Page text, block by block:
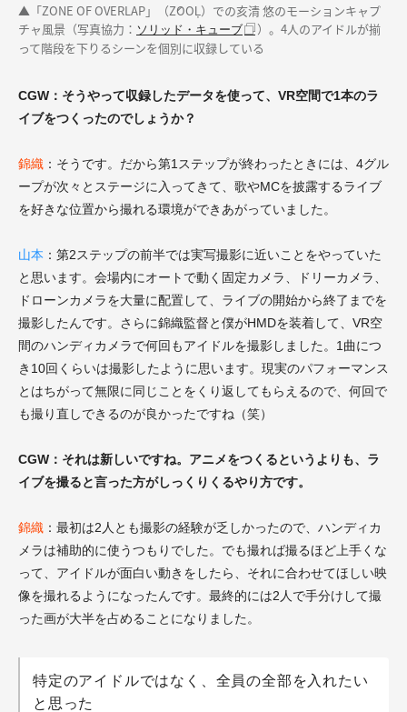
▲「ZONE OF OVERLAP」（ŹOOĻ）での亥清 悠のモーションキャプ
チャ風景（写真協力： ソリッド・キューブ
）。4人のアイドルが揃
って階段を下りるシーンを個別に収録している
CGW：そうやって収録したデータを使って、VR空間で1本のラ
イブをつくったのでしょうか？
錦織 ：そうです。だから第1ステップが終わったときには、4グル
ープが次々とステージに入ってきて、歌やMCを披露するライブ
を好きな位置から撮れる環境ができあがっていました。
山本 ：第2ステップの前半では実写撮影に近いことをやっていた
と思います。会場内にオートで動く固定カメラ、ドリーカメラ、
ドローンカメラを大量に配置して、ライブの開始から終了までを
撮影したんです。さらに錦織監督と僕がHMDを装着して、VR空
間のハンディカメラで何回もアイドルを撮影しました。1曲につ
き10回くらいは撮影したように思います。現実のパフォーマンス
とはちがって無限に同じことをくり返してもらえるので、何回で
も撮り直しできるのが良かったですね（笑）
CGW：それは新しいですね。アニメをつくるというよりも、ラ
イブを撮ると言った方がしっくりくるやり方です。
錦織 ：最初は2人とも撮影の経験が乏しかったので、ハンディカ
メラは補助的に使うつもりでした。でも撮れば撮るほど上手くな
って、アイドルが面白い動きをしたら、それに合わせてほしい映
像を撮れるようになったんです。最終的には2人で手分けして撮
った画が大半を占めることになりました。
特定のアイドルではなく、全員の全部を入れたい
と思った